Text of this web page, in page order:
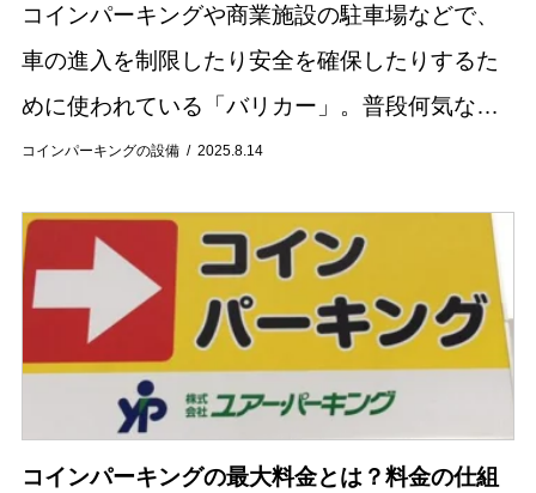
コインパーキングの設備 2025.8.14
コインパーキングや商業施設の駐車場などで、
車の進入を制限したり安全を確保したりするた
めに使われている「バリカー」。普段何気なく
目にする設備ですが、その役割や種類を詳しく
事ではバ...
コインパーキングの最大料金とは？料金の仕組